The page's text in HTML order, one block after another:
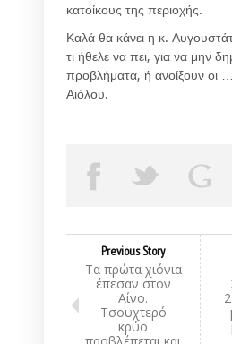
κατοίκους της περιοχής.
Καλά θα κάνει η κ.
τι ήθελε να πει, για να μην
προβλήματα, ή ανοίξουν οι
Αιόλου.
Previous Story
Τα πρώτα χιόνια
έπεσαν στον
Αίνο.
Τσουχτερό
κρύο